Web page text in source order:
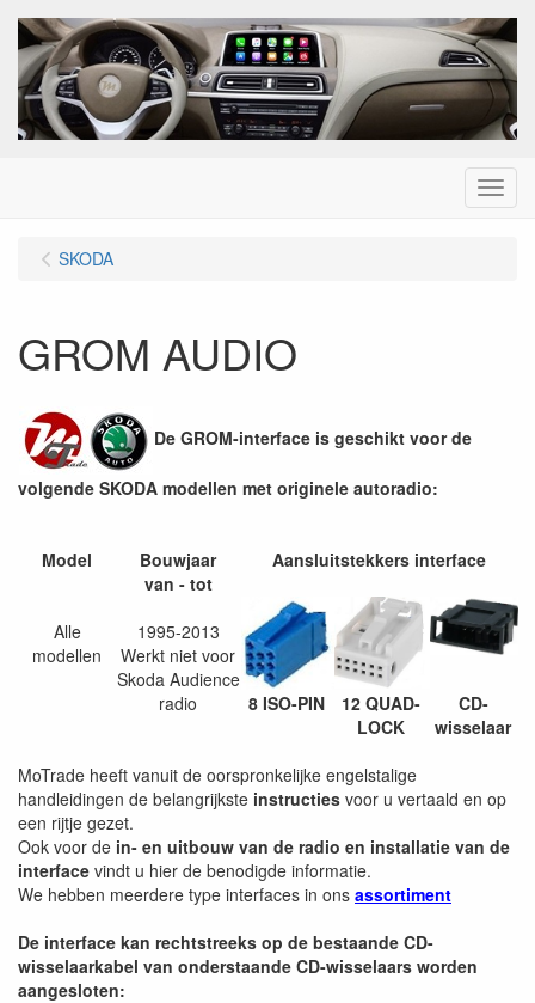
Menu
SKODA
GROM AUDIO
De GROM-interface is geschikt voor de
volgende SKODA modellen met originele autoradio:
Model
Bouwjaar
van - tot
Aansluitstekkers interface
Alle
modellen
1995-2013
Werkt niet voor
Skoda Audience
radio
8 ISO-PIN
12 QUAD-
LOCK
CD-
wisselaar
MoTrade heeft vanuit de oorspronkelijke engelstalige
handleidingen de belangrijkste instructies voor u vertaald en op
een rijtje gezet.
Ook voor de in- en uitbouw van de radio en installatie van de
interface vindt u hier de benodigde informatie.
We hebben meerdere type interfaces in ons assortiment
De interface kan rechtstreeks op de bestaande CD-
wisselaarkabel van onderstaande CD-wisselaars worden
aangesloten: